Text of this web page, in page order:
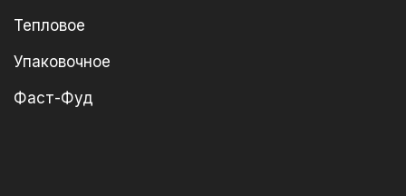
Тепловое
Упаковочное
Фаст-Фуд